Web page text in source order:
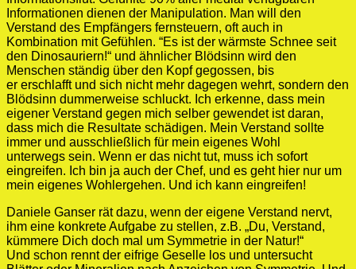
Informationen dienen der Manipulation. Man will den
Verstand des Empfängers fernsteuern, oft auch in
Kombination mit Gefühlen. “Es ist der wärmste Schnee seit
den Dinosauriern!“ und ähnlicher Blödsinn wird den
Menschen ständig über den Kopf gegossen, bis
er erschlafft und sich nicht mehr dagegen wehrt, sondern den
Blödsinn dummerweise schluckt. Ich erkenne, dass mein
eigener Verstand gegen mich selber gewendet ist daran,
dass mich die Resultate schädigen. Mein Verstand sollte
immer und ausschließlich für mein eigenes Wohl
unterwegs sein. Wenn er das nicht tut, muss ich sofort
eingreifen. Ich bin ja auch der Chef, und es geht hier nur um
mein eigenes Wohlergehen. Und ich kann eingreifen!
Daniele Ganser rät dazu, wenn der eigene Verstand nervt,
ihm eine konkrete Aufgabe zu stellen, z.B. „Du, Verstand,
kümmere Dich doch mal um Symmetrie in der Natur!“
Und schon rennt der eifrige Geselle los und untersucht